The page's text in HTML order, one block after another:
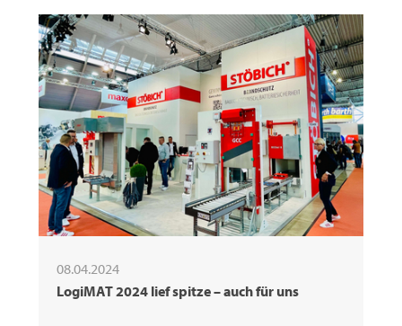
08.04.2024
LogiMAT 2024 lief spitze – auch für uns